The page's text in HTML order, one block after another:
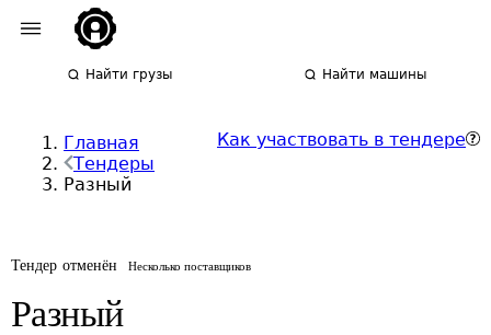
Найти грузы Найти машины
Главная
Тендеры
Разный
Как участвовать в тендере
Тендер отменён Несколько поставщиков
Разный